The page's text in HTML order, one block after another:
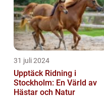
31 juli 2024
Upptäck Ridning i
Stockholm: En Värld av
Hästar och Natur